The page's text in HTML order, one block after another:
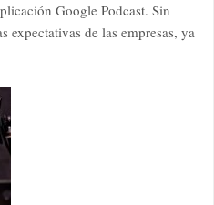
Google Podcast. Sin
expectativas de las empresas, ya